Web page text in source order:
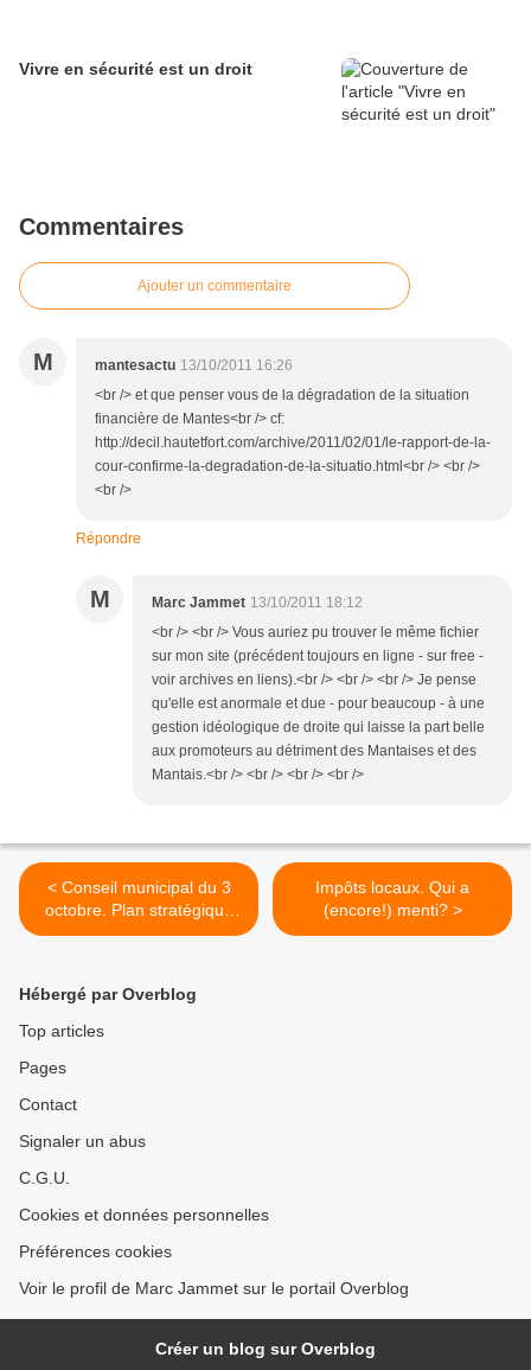
Vivre en sécurité est un droit
Commentaires
Ajouter un commentaire
M mantesactu 13/10/2011 16:26
<br /> et que penser vous de la dégradation de la situation
financière de Mantes<br /> cf:
http://decil.hautetfort.com/archive/2011/02/01/le-rapport-de-la-
cour-confirme-la-degradation-de-la-situatio.html<br /> <br />
<br />
Répondre
M Marc Jammet 13/10/2011 18:12
<br /> <br /> Vous auriez pu trouver le même fichier
sur mon site (précédent toujours en ligne - sur free -
voir archives en liens).<br /> <br /> <br /> Je pense
qu'elle est anormale et due - pour beaucoup - à une
gestion idéologique de droite qui laisse la part belle
aux promoteurs au détriment des Mantaises et des
Mantais.<br /> <br /> <br /> <br />
< Conseil municipal du 3
octobre. Plan stratégique
de santé. Discuté dans
Mantes la Jolie.
Impôts locaux. Qui a
(encore!) menti? >
Hébergé par Overblog
Top articles
Pages
Contact
Signaler un abus
C.G.U.
Cookies et données personnelles
Préférences cookies
Voir le profil de Marc Jammet sur le portail Overblog
Créer un blog sur Overblog